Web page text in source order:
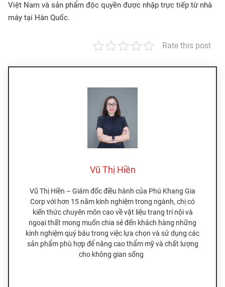
Việt Nam và sản phẩm độc quyền được nhập trực tiếp từ nhà
máy tại Hàn Quốc.
Rate this post
Vũ Thị Hiền
Vũ Thị Hiền – Giám đốc điều hành của Phú Khang Gia
Corp với hơn 15 năm kinh nghiệm trong ngành, chị có
kiến thức chuyên môn cao về vật liệu trang trí nội và
ngoại thất mong muốn chia sẻ đến khách hàng những
kinh nghiệm quý báu trong việc lựa chọn và sử dụng các
sản phẩm phù hợp để nâng cao thẩm mỹ và chất lượng
cho không gian sống